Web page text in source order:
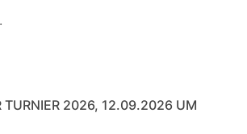
TURNIER 2026, 12.09.2026 UM